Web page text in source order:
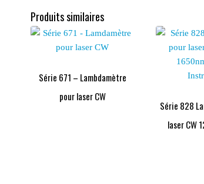
Produits similaires
Série 671 – Lambdamètre
pour laser CW
Série 828
laser CW